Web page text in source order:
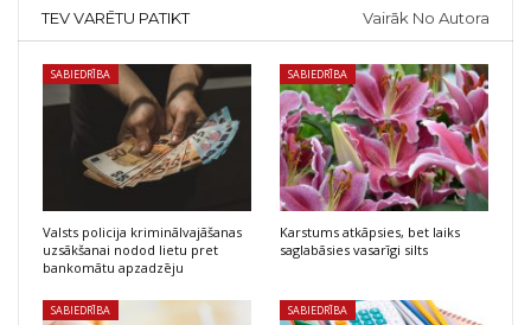
TEV VARĒTU PATIKT Vairāk No Autora
SABIEDRĪBA
Valsts policija kriminālvajāšanas
uzsākšanai nodod lietu pret
bankomātu apzadzēju
SABIEDRĪBA
Karstums atkāpsies, bet laiks
saglabāsies vasarīgi silts
SABIEDRĪBA SABIEDRĪBA